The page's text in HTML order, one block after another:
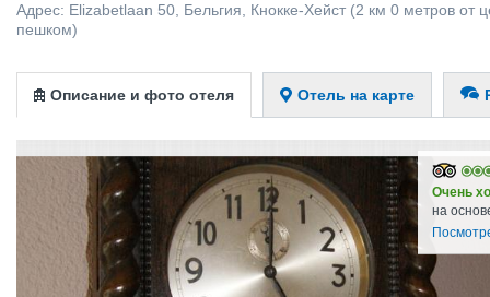
Адрес: Elizabetlaan 50 Бельгия Кнокке-Хейст (2 км 0 метров от
пешком)
Описание и фото отеля Отель на карте
Очень
на